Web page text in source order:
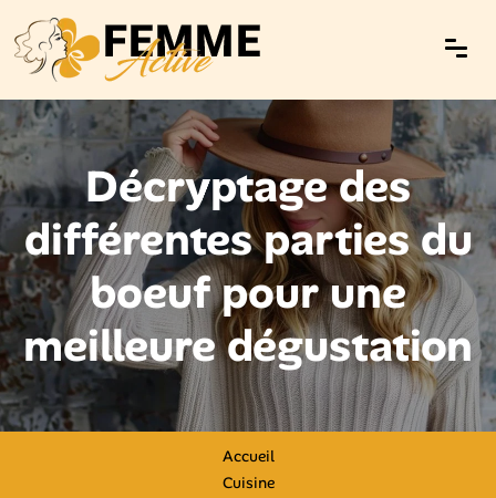
Décryptage des
différentes parties du
boeuf pour une
meilleure dégustation
Accueil
Cuisine